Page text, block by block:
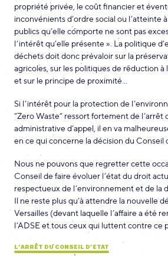
propriété privée, le coût financier et
inconvénients d’ordre social ou l’atteinte
publics qu’elle comporte ne sont pas
l’intérêt qu’elle présente ». La politique
déchets doit donc prévaloir sur la
agricoles, sur les politiques de réduction à
et sur le principe de proximité…
Si l’intérêt pour la protection de
“Zero Waste” ressort fortement de l’arrêt
administrative d’appel, il en va
en ce qui concerne la décision du Conseil
Nous ne pouvons que regretter cette
Conseil de faire évoluer l’état du droit
respectueux de l’environnement et de la
Il ne reste plus qu’à attendre la nouvelle
Versailles (devant laquelle l’affaire a été
l’ADSE et tous ceux qui luttent contre ce
L’ARRÊT DU CONSEIL D’ETAT